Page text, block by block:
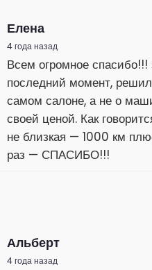
Елена
4 года назад
Всем огромное спасибо!!!
последний момент,
самом салоне, а не о
своей ценой. Как
не близкая — 1000 км
раз — СПАСИБО!!!
Альберт
4 года назад